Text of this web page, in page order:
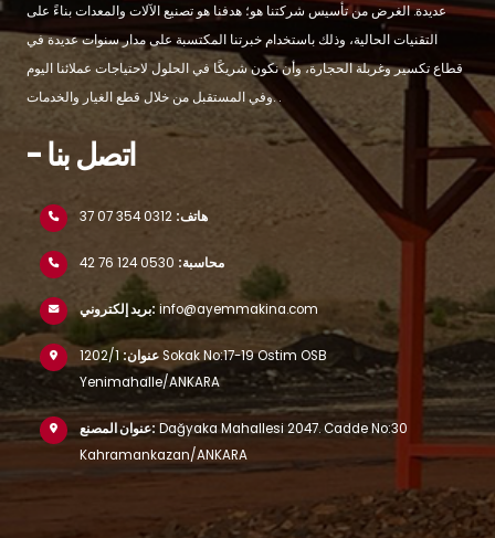
عديدة. الغرض من تأسيس شركتنا هو؛ هدفنا هو تصنيع الآلات والمعدات بناءً على
التقنيات الحالية، وذلك باستخدام خبرتنا المكتسبة على مدار سنوات عديدة في
قطاع تكسير وغربلة الحجارة، وأن نكون شريكًا في الحلول لاحتياجات عملائنا اليوم
وفي المستقبل من خلال قطع الغيار والخدمات. .
- اتصل بنا
هاتف: 0312 354 07 37
محاسبة: 0530 124 76 42
بريد إلكتروني: info@ayemmakina.com
عنوان:1202/1 Sokak No:17-19 Ostim OSB
Yenimahalle/ANKARA
عنوان المصنع: Dağyaka Mahallesi 2047. Cadde No:30
Kahramankazan/ANKARA